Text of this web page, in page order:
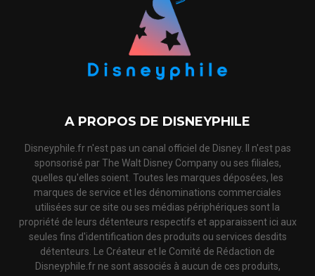
A PROPOS DE DISNEYPHILE
Disneyphile.fr n'est pas un canal officiel de Disney. Il n'est pas
sponsorisé par The Walt Disney Company ou ses filiales,
quelles qu'elles soient. Toutes les marques déposées, les
marques de service et les dénominations commerciales
utilisées sur ce site ou ses médias périphériques sont la
propriété de leurs détenteurs respectifs et apparaissent ici aux
seules fins d'identification des produits ou services desdits
détenteurs. Le Créateur et le Comité de Rédaction de
Disneyphile.fr ne sont associés à aucun de ces produits,